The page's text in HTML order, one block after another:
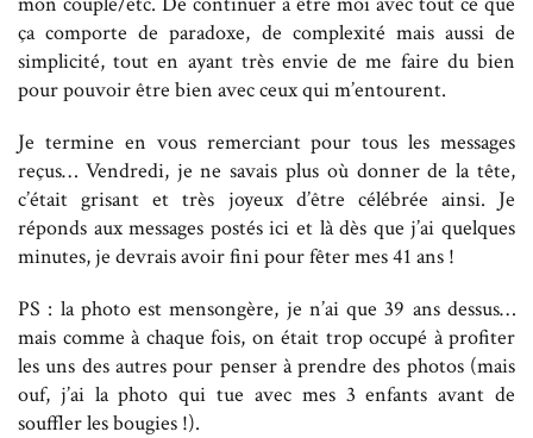
ça comporte de paradoxe, de complexité mais aussi de
simplicité, tout en ayant très envie de me faire du bien
pour pouvoir être bien avec ceux qui m’entourent.
Je termine en vous remerciant pour tous les messages
reçus… Vendredi, je ne savais plus où donner de la tête,
c’était grisant et très joyeux d’être célébrée ainsi. Je
réponds aux messages postés ici et là dès que j’ai quelques
minutes, je devrais avoir fini pour fêter mes 41 ans !
PS : la photo est mensongère, je n’ai que 39 ans dessus…
mais comme à chaque fois, on était trop occupé à profiter
les uns des autres pour penser à prendre des photos (mais
ouf, j’ai la photo qui tue avec mes 3 enfants avant de
souffler les bougies !).